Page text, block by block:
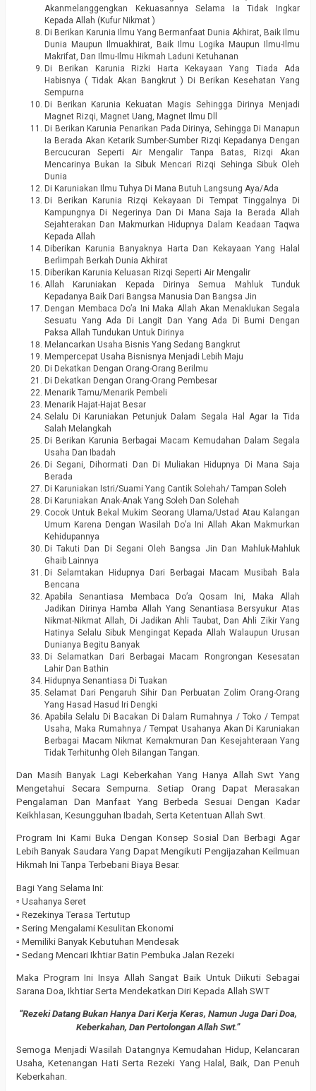
Akanmelanggengkan Kekuasannya Selama Ia Tidak Ingkar
Kepada Allah (Kufur Nikmat )
Di Berikan Karunia Ilmu Yang Bermanfaat Dunia Akhirat, Baik Ilmu
Dunia Maupun Ilmuakhirat, Baik Ilmu Logika Maupun Ilmu-Ilmu
Makrifat, Dan Ilmu-Ilmu Hikmah Laduni Ketuhanan
Di Berikan Karunia Rizki Harta Kekayaan Yang Tiada Ada
Habisnya ( Tidak Akan Bangkrut ) Di Berikan Kesehatan Yang
Sempurna
Di Berikan Karunia Kekuatan Magis Sehingga Dirinya Menjadi
Magnet Rizqi, Magnet Uang, Magnet Ilmu Dll
Di Berikan Karunia Penarikan Pada Dirinya, Sehingga Di Manapun
Ia Berada Akan Ketarik Sumber-Sumber Rizqi Kepadanya Dengan
Bercucuran Seperti Air Mengalir Tanpa Batas, Rizqi Akan
Mencarinya Bukan Ia Sibuk Mencari Rizqi Sehinga Sibuk Oleh
Dunia
Di Karuniakan Ilmu Tuhya Di Mana Butuh Langsung Aya/Ada
Di Berikan Karunia Rizqi Kekayaan Di Tempat Tinggalnya Di
Kampungnya Di Negerinya Dan Di Mana Saja Ia Berada Allah
Sejahterakan Dan Makmurkan Hidupnya Dalam Keadaan Taqwa
Kepada Allah
Diberikan Karunia Banyaknya Harta Dan Kekayaan Yang Halal
Berlimpah Berkah Dunia Akhirat
Diberikan Karunia Keluasan Rizqi Seperti Air Mengalir
Allah Karuniakan Kepada Dirinya Semua Mahluk Tunduk
Kepadanya Baik Dari Bangsa Manusia Dan Bangsa Jin
Dengan Membaca Do’a Ini Maka Allah Akan Menaklukan Segala
Sesuatu Yang Ada Di Langit Dan Yang Ada Di Bumi Dengan
Paksa Allah Tundukan Untuk Dirinya
Melancarkan Usaha Bisnis Yang Sedang Bangkrut
Mempercepat Usaha Bisnisnya Menjadi Lebih Maju
Di Dekatkan Dengan Orang-Orang Berilmu
Di Dekatkan Dengan Orang-Orang Pembesar
Menarik Tamu/Menarik Pembeli
Menarik Hajat-Hajat Besar
Selalu Di Karuniakan Petunjuk Dalam Segala Hal Agar Ia Tida
Salah Melangkah
Di Berikan Karunia Berbagai Macam Kemudahan Dalam Segala
Usaha Dan Ibadah
Di Segani, Dihormati Dan Di Muliakan Hidupnya Di Mana Saja
Berada
Di Karuniakan Istri/Suami Yang Cantik Solehah/ Tampan Soleh
Di Karuniakan Anak-Anak Yang Soleh Dan Solehah
Cocok Untuk Bekal Mukim Seorang Ulama/Ustad Atau Kalangan
Umum Karena Dengan Wasilah Do’a Ini Allah Akan Makmurkan
Kehidupannya
Di Takuti Dan Di Segani Oleh Bangsa Jin Dan Mahluk-Mahluk
Ghaib Lainnya
Di Selamtakan Hidupnya Dari Berbagai Macam Musibah Bala
Bencana
Apabila Senantiasa Membaca Do’a Qosam Ini, Maka Allah
Jadikan Dirinya Hamba Allah Yang Senantiasa Bersyukur Atas
Nikmat-Nikmat Allah, Di Jadikan Ahli Taubat, Dan Ahli Zikir Yang
Hatinya Selalu Sibuk Mengingat Kepada Allah Walaupun Urusan
Dunianya Begitu Banyak
Di Selamatkan Dari Berbagai Macam Rongrongan Kesesatan
Lahir Dan Bathin
Hidupnya Senantiasa Di Tuakan
Selamat Dari Pengaruh Sihir Dan Perbuatan Zolim Orang-Orang
Yang Hasad Hasud Iri Dengki
Apabila Selalu Di Bacakan Di Dalam Rumahnya / Toko / Tempat
Usaha, Maka Rumahnya / Tempat Usahanya Akan Di Karuniakan
Berbagai Macam Nikmat Kemakmuran Dan Kesejahteraan Yang
Tidak Terhitunhg Oleh Bilangan Tangan.
Dan Masih Banyak Lagi Keberkahan Yang Hanya Allah Swt Yang
Mengetahui Secara Sempurna. Setiap Orang Dapat Merasakan
Pengalaman Dan Manfaat Yang Berbeda Sesuai Dengan Kadar
Keikhlasan, Kesungguhan Ibadah, Serta Ketentuan Allah Swt.
Program Ini Kami Buka Dengan Konsep Sosial Dan Berbagi Agar
Lebih Banyak Saudara Yang Dapat Mengikuti Pengijazahan Keilmuan
Hikmah Ini Tanpa Terbebani Biaya Besar.
Bagi Yang Selama Ini:
▫️ Usahanya Seret
▫️ Rezekinya Terasa Tertutup
▫️ Sering Mengalami Kesulitan Ekonomi
▫️ Memiliki Banyak Kebutuhan Mendesak
▫️ Sedang Mencari Ikhtiar Batin Pembuka Jalan Rezeki
Maka Program Ini Insya Allah Sangat Baik Untuk Diikuti Sebagai
Sarana Doa, Ikhtiar Serta Mendekatkan Diri Kepada Allah SWT
“Rezeki Datang Bukan Hanya Dari Kerja Keras, Namun Juga Dari Doa,
Keberkahan, Dan Pertolongan Allah Swt.”
Semoga Menjadi Wasilah Datangnya Kemudahan Hidup, Kelancaran
Usaha, Ketenangan Hati Serta Rezeki Yang Halal, Baik, Dan Penuh
Keberkahan.